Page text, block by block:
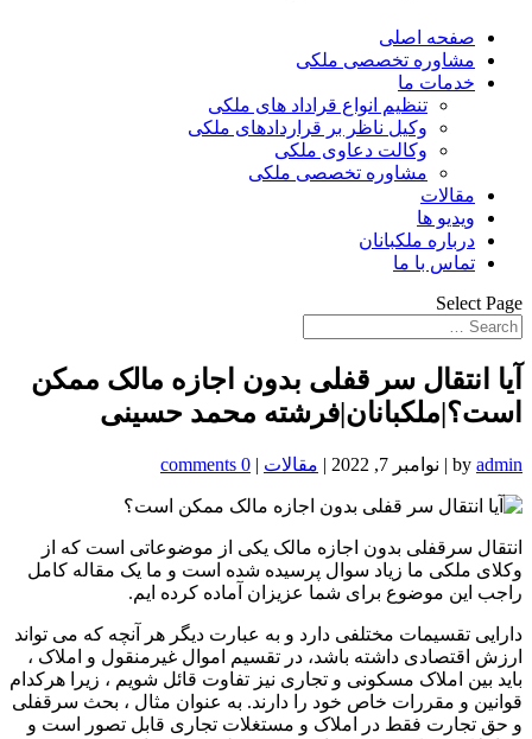
صفحه اصلی
مشاوره تخصصی ملکی
خدمات ما
تنظیم انواع قراداد های ملکی
وکیل ناظر بر قراردادهای ملکی
وکالت دعاوی ملکی
مشاوره تخصصی ملکی
مقالات
ویدیو ها
درباره ملکبانان
تماس با ما
Select Page
آیا انتقال سر قفلی بدون اجازه مالک ممکن
است؟|ملکبانان|فرشته محمد حسینی
by admin
| نوامبر 7, 2022 | مقالات |
0 comments
انتقال سرقفلی بدون اجازه مالک یکی از موضوعاتی است که از
وکلای ملکی ما زیاد سوال پرسیده شده است و ما یک مقاله کامل
راجب این موضوع برای شما عزیزان آماده کرده ایم.
دارایی تقسیمات مختلفی دارد و به عبارت دیگر هر آنچه که می تواند
ارزش اقتصادی داشته باشد، در تقسیم اموال غیرمنقول و املاک ،
باید بین املاک مسکونی و تجاری نیز تفاوت قائل شویم ، زیرا هرکدام
قوانین و مقررات خاص خود را دارند. به عنوان مثال ، بحث سرقفلی
و حق تجارت فقط در املاک و مستغلات تجاری قابل تصور است و